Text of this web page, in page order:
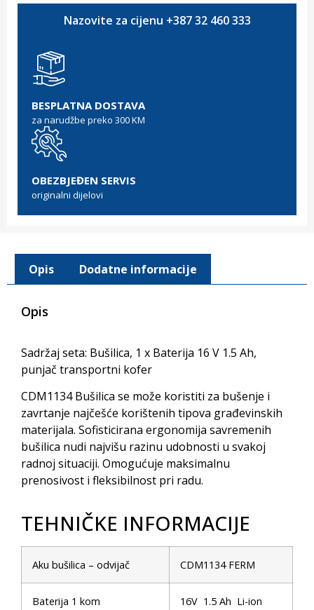
Nazovite za cijenu +387 32 460 333
BESPLATNA DOSTAVA
za narudžbe preko 300 KM
OBEZBJEĐEN SERVIS
originalni dijelovi
Opis Dodatne informacije
Opis
Sadržaj seta: Bušilica, 1 x Baterija 16 V 1.5 Ah,
punjač transportni kofer
CDM1134 Bušilica se može koristiti za bušenje i
zavrtanje najčešće korištenih tipova građevinskih
materijala. Sofisticirana ergonomija savremenih
bušilica nudi najvišu razinu udobnosti u svakoj
radnoj situaciji. Omogućuje maksimalnu
prenosivost i fleksibilnost pri radu.
TEHNIČKE INFORMACIJE
Aku bušilica – odvijač CDM1134 FERM
Baterija 1 kom 16V 1.5 Ah Li-ion